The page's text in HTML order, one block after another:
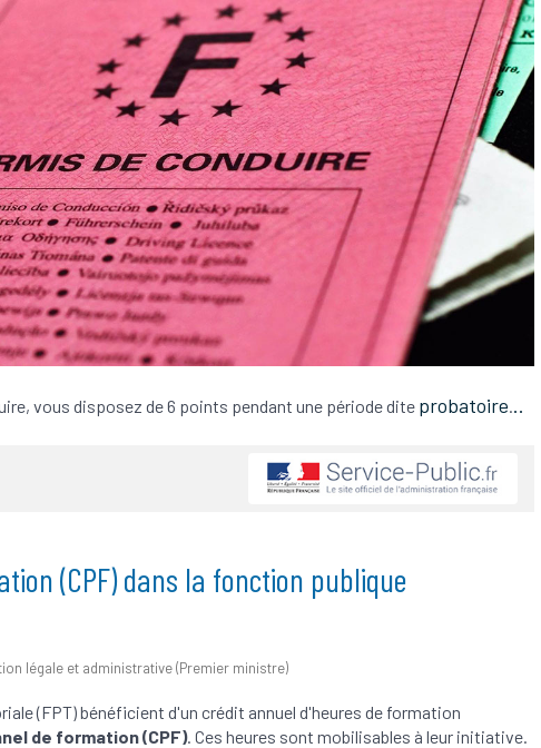
vous disposez de 6 points pendant une période dite probatoire ..
(CPF) dans la fonction publique
légale et administrative (Premier ministre)
(FPT) bénéficient d'un crédit annuel d'heures de formation
de formation (CPF). Ces heures sont mobilisables à leur initiative.